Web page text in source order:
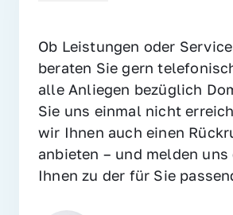
Ob Leistungen oder
beraten Sie gern
alle Anliegen bezüglich
Sie uns einmal nicht
wir Ihnen auch einen
anbieten – und melden uns
Ihnen zu der für Sie